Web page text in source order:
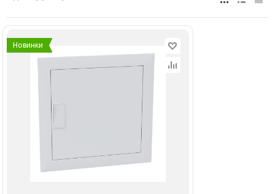
Новинки